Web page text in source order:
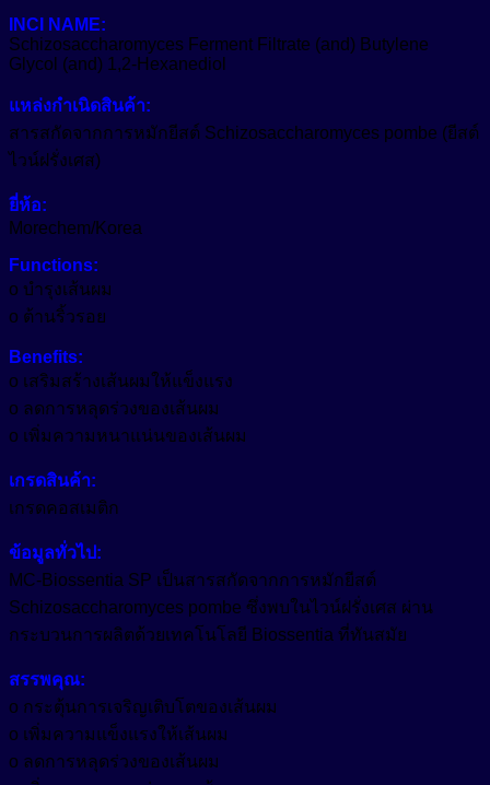
Anti-Microbials
Anti-Pigmentation
Astringent
Growth Reducer
Hair Growth Factor
Moisturizing Agent
Protective Agent
สารเพิ่มประสิทธิภาพเนื้อสัมผัส (Sensory Enhancer)
สารให้ความชุ่มชื้น (Emollient)
Natural-Emollient
สารให้ความชุ่มชื้น (Humectant)
สีผงอนุภาคเล็กสำหรับใช้ในเครื่องสำอางเบสน้ำมัน (Castor
สีผสมเครื่องสำอาง (water-based cosmetic colorant)
หัวน้ำหอม (Fragrance)
อื่นๆ (Other)
เมคอัพ (Makeup)
Tone Up
แข็ง
แรง
และ
หนัง
ศีรษะ
สุขภาพ
ฟื้น
ผม
หนา
ดกดำ
ผิว
ประกาย
ล้ำ
กาล
เวลา
INCI NAME:
Schizosaccharomyces Ferment Filtrate (and) Butylene
Glycol (and) 1,2-Hexanediol
แหล่งกำเนิดสินค้า:
สารสกัดจากการหมักยีสต์ Schizosaccharomyces pombe (ยีสต์
ไวน์ฝรั่งเศส)
ยี่ห้อ:
Morechem/Korea
Functions:
o บำรุงเส้นผม
o ต้านริ้วรอย
Benefits:
o เสริมสร้างเส้นผมให้แข็งแรง
o ลดการหลุดร่วงของเส้นผม
o เพิ่มความหนาแน่นของเส้นผม
เกรดสินค้า:
เกรดคอสเมติก
ข้อมูลทั่วไป:
MC-Biossentia SP เป็นสารสกัดจากการหมักยีสต์
Schizosaccharomyces pombe ซึ่งพบในไวน์ฝรั่งเศส ผ่าน
กระบวนการผลิตด้วยเทคโนโลยี Biossentia ที่ทันสมัย
สรรพคุณ:
o กระตุ้นการเจริญเติบโตของเส้นผม
o เพิ่มความแข็งแรงให้เส้นผม
o ลดการหลุดร่วงของเส้นผม